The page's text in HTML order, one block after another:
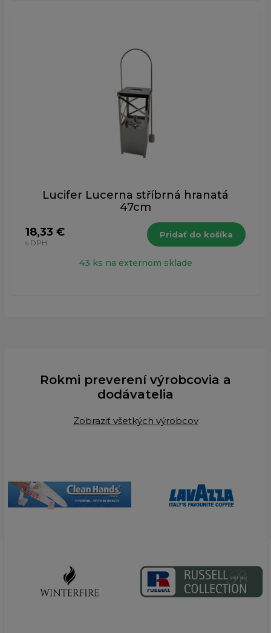
Lucifer Lucerna stříbrná hranatá
47cm
18,33 €
s DPH
Pridať do košíka
43 ks na externom sklade
Rokmi preverení výrobcovia a
dodávatelia
Zobraziť všetkých výrobcov